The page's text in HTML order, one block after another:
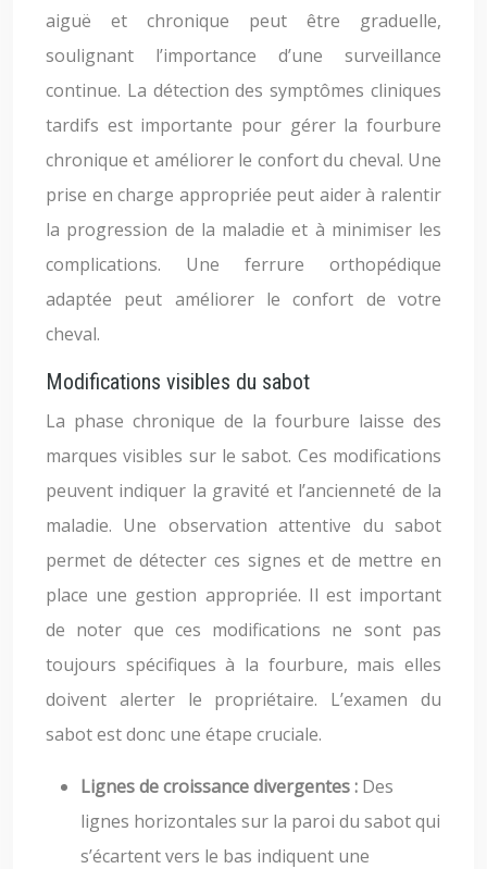
aiguë et chronique peut être graduelle,
soulignant l’importance d’une surveillance
continue. La détection des symptômes cliniques
tardifs est importante pour gérer la fourbure
chronique et améliorer le confort du cheval. Une
prise en charge appropriée peut aider à ralentir
la progression de la maladie et à minimiser les
complications. Une ferrure orthopédique
adaptée peut améliorer le confort de votre
cheval.
Modifications visibles du sabot
La phase chronique de la fourbure laisse des
marques visibles sur le sabot. Ces modifications
peuvent indiquer la gravité et l’ancienneté de la
maladie. Une observation attentive du sabot
permet de détecter ces signes et de mettre en
place une gestion appropriée. Il est important
de noter que ces modifications ne sont pas
toujours spécifiques à la fourbure, mais elles
doivent alerter le propriétaire. L’examen du
sabot est donc une étape cruciale.
Lignes de croissance divergentes : Des
lignes horizontales sur la paroi du sabot qui
s’écartent vers le bas indiquent une